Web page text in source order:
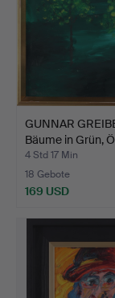
GUNNAR
Bäume in Grün,
4 Std 17 Min
18 Gebote
169 USD